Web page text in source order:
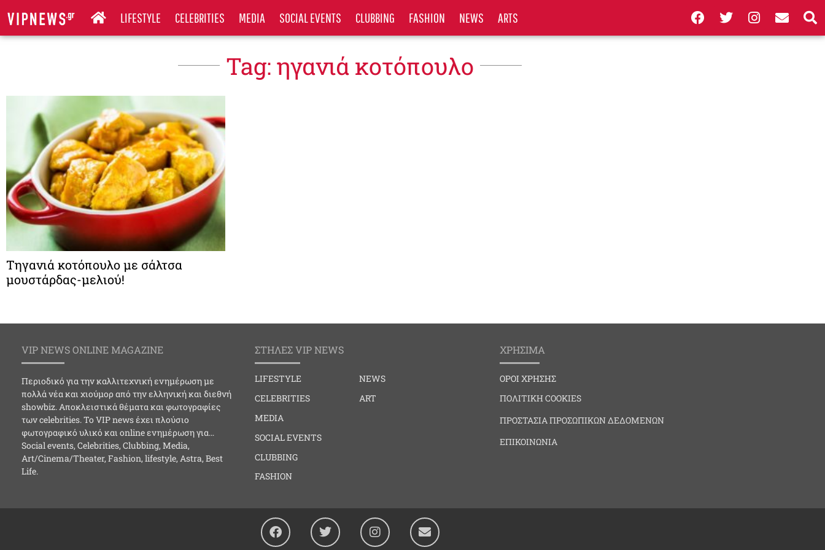
LIFESTYLE CELEBRITIES MEDIA SOCIAL EVENTS CLUBBING FASHION NEWS ARTS
Tag: ηγανιά κοτόπουλο
Τηγανιά κοτόπουλο με σάλτσα
μουστάρδας-μελιού!
VIP NEWS ONLINE MAGAZINE
Περιοδικό για την καλλιτεχνική ενημέρωση με
πολλά νέα και χιούμορ από την ελληνική και διεθνή
showbiz. Αποκλειστικά θέματα και φωτογραφίες
των celebrities. Το VIP news έχει πλούσιο
φωτογραφικό υλικό και online ενημέρωση για…
Social events, Celebrities, Clubbing, Media,
Art/Cinema/Theater, Fashion, lifestyle, Astra, Best
Life.
ΣΤΗΛΕΣ VIP NEWS
LIFESTYLE
CELEBRITIES
MEDIA
SOCIAL EVENTS
CLUBBING
FASHION
NEWS
ART
ΧΡΗΣΙΜΑ
ΟΡΟΙ ΧΡΗΣΗΣ
ΠΟΛΙΤΙΚΗ COOKIES
ΠΡΟΣΤΑΣΙΑ ΠΡΟΣΩΠΙΚΩΝ ΔΕΔΟΜΕΝΩΝ
ΕΠΙΚΟΙΝΩΝΙΑ